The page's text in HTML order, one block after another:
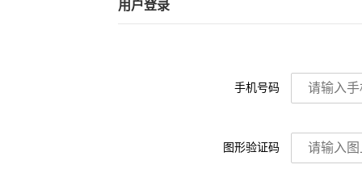
用户登录
手机号码
图形验证码